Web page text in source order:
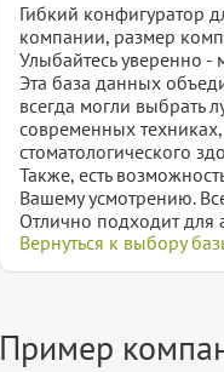
Гибкий конфигуратор
компании, размер
Улыбайтесь уверенно
Эта база данных
всегда могли выбрать
современных
стоматологического
Также, есть
Вашему усмотрению.
Отлично подходит для
Вернуться к выбору
Пример